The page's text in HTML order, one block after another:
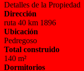
Detalles de la Propiedad
Dirección
ruta 40 km 1896
Ubicación
Pedregoso
Total construido
140 m²
Dormitorios